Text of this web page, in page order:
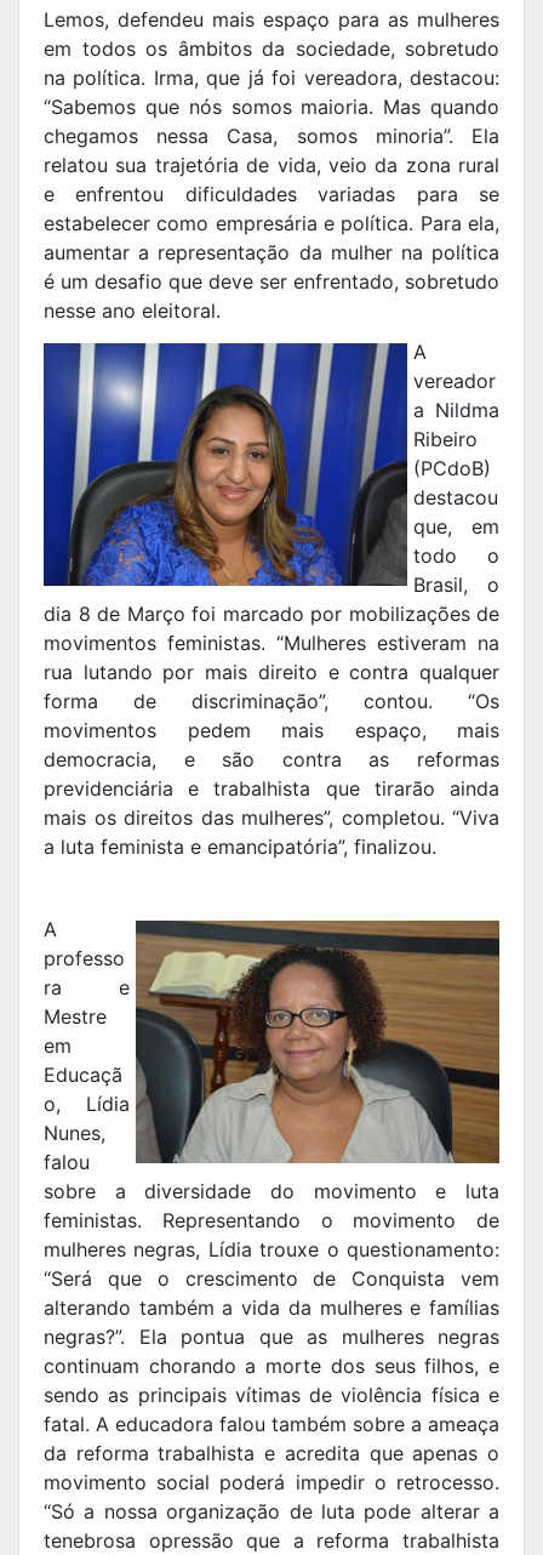
Lemos, defendeu mais espaço para as mulheres
em todos os âmbitos da sociedade, sobretudo
na política. Irma, que já foi vereadora, destacou:
“Sabemos que nós somos maioria. Mas quando
chegamos nessa Casa, somos minoria”. Ela
relatou sua trajetória de vida, veio da zona rural
e enfrentou dificuldades variadas para se
estabelecer como empresária e política. Para ela,
aumentar a representação da mulher na política
é um desafio que deve ser enfrentado, sobretudo
nesse ano eleitoral.
A
vereador
a Nildma
Ribeiro
(PCdoB)
destacou
que, em
todo o
Brasil, o
dia 8 de Março foi marcado por mobilizações de
movimentos feministas. “Mulheres estiveram na
rua lutando por mais direito e contra qualquer
forma de discriminação”, contou. “Os
movimentos pedem mais espaço, mais
democracia, e são contra as reformas
previdenciária e trabalhista que tirarão ainda
mais os direitos das mulheres”, completou. “Viva
a luta feminista e emancipatória”, finalizou.
A
professo
ra e
Mestre
em
Educaçã
o, Lídia
Nunes,
falou
sobre a diversidade do movimento e luta
feministas. Representando o movimento de
mulheres negras, Lídia trouxe o questionamento:
“Será que o crescimento de Conquista vem
alterando também a vida da mulheres e famílias
negras?”. Ela pontua que as mulheres negras
continuam chorando a morte dos seus filhos, e
sendo as principais vítimas de violência física e
fatal. A educadora falou também sobre a ameaça
da reforma trabalhista e acredita que apenas o
movimento social poderá impedir o retrocesso.
“Só a nossa organização de luta pode alterar a
tenebrosa opressão que a reforma trabalhista